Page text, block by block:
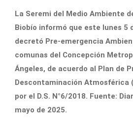
La Seremi del Medio Ambiente
Biobío informó que este lunes 5
decretó Pre-emergencia
comunas del Concepción
Ángeles, de acuerdo al Plan de
Descontaminación Atmosférica
por el D.S. N°6/2018. Fuente:
mayo de 2025.